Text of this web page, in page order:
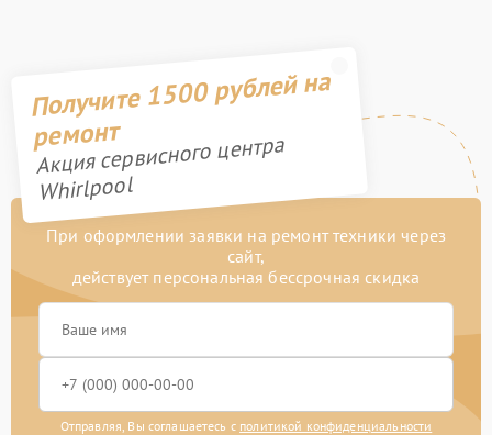
Получите 1500 рублей на
ремонт
Акция сервисного центра
Whirlpool
При оформлении заявки на ремонт техники через
сайт,
действует персональная бессрочная скидка
Отправляя, Вы соглашаетесь с политикой конфиденциальности